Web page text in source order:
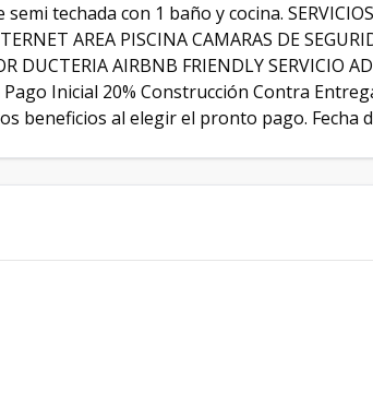
techada con 1 baño y cocina. SERVICIOS
AREA PISCINA CAMARAS DE
DUCTERIA AIRBNB FRIENDLY SERVICIO
Pago Inicial 20% Construcción Contra
beneficios al elegir el pronto pago. Fecha